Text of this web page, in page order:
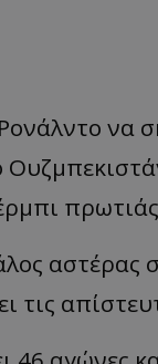
να
αστέρας
τις